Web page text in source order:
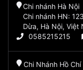
Chi nhánh Hà Nội
Chi nhánh HN:
Dừa, Hà Nội, Việt
0585215215
Chi Nhánh Hồ Chí